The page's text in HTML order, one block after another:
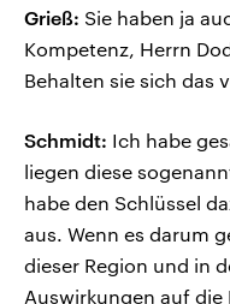
Grieß: Sie haben ja
Kompetenz, Herrn
Behalten sie sich das
Schmidt: Ich habe
liegen diese
habe den Schlüssel
aus. Wenn es darum
dieser Region und in
Auswirkungen auf die